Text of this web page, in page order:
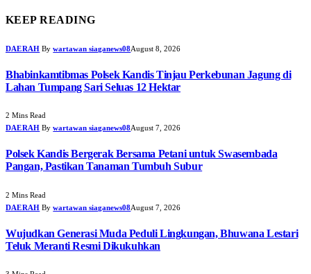
KEEP READING
DAERAH By wartawan siaganews08August 8, 2026
Bhabinkamtibmas Polsek Kandis Tinjau Perkebunan Jagung di
Lahan Tumpang Sari Seluas 12 Hektar
2 Mins Read
DAERAH By wartawan siaganews08August 7, 2026
Polsek Kandis Bergerak Bersama Petani untuk Swasembada
Pangan, Pastikan Tanaman Tumbuh Subur
2 Mins Read
DAERAH By wartawan siaganews08August 7, 2026
Wujudkan Generasi Muda Peduli Lingkungan, Bhuwana Lestari
Teluk Meranti Resmi Dikukuhkan